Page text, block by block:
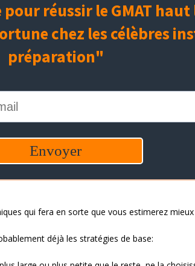
qui fera en sorte que vous estimerez
déjà les stratégies de base: